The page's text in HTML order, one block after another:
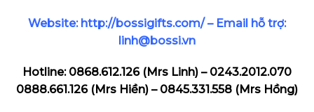
Website: http://bossigifts.com/– Email hỗ trợ:
linh@bossi.vn
Hotline: 0868.612.126(Mrs Linh) – 0243.2012.070
0888.661.126(Mrs Hiền) – 0845.331.558 (Mrs Hồng)